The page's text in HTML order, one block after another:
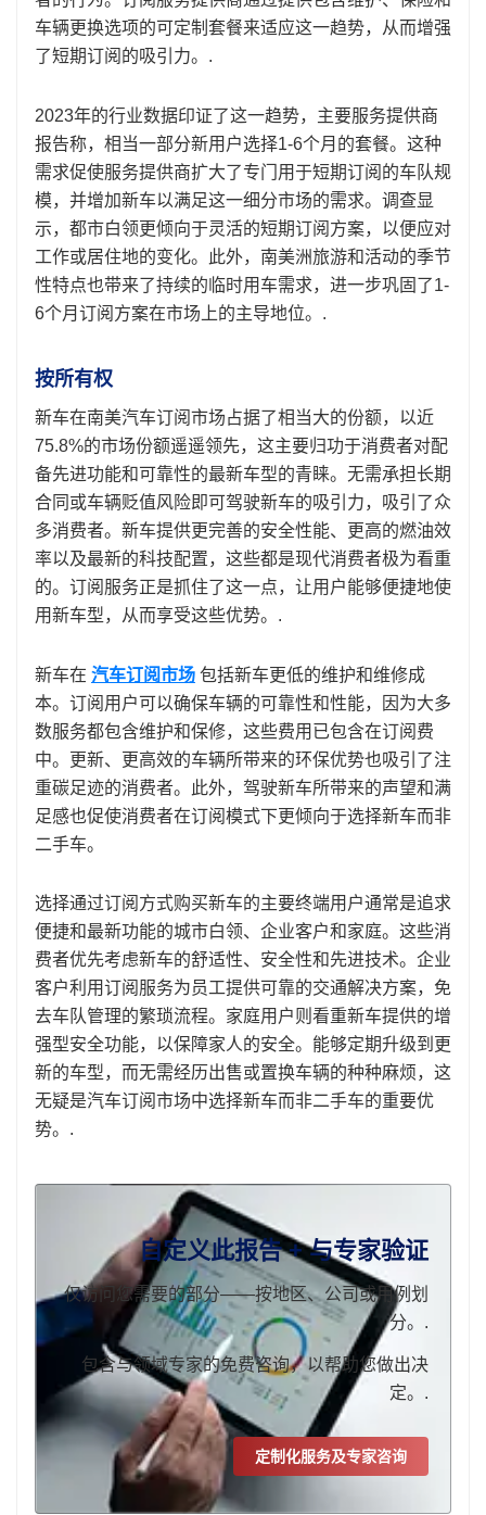
车辆更换选项的可定制套餐来适应这一趋势，从而增强
了短期订阅的吸引力。.
2023年的行业数据印证了这一趋势，主要服务提供商
报告称，相当一部分新用户选择1-6个月的套餐。这种
需求促使服务提供商扩大了专门用于短期订阅的车队规
模，并增加新车以满足这一细分市场的需求。调查显
示，都市白领更倾向于灵活的短期订阅方案，以便应对
工作或居住地的变化。此外，南美洲旅游和活动的季节
性特点也带来了持续的临时用车需求，进一步巩固了1-
6个月订阅方案在市场上的主导地位。.
按所有权
新车在南美汽车订阅市场占据了相当大的份额，以近
75.8%的市场份额遥遥领先，这主要归功于消费者对配
备先进功能和可靠性的最新车型的青睐。无需承担长期
合同或车辆贬值风险即可驾驶新车的吸引力，吸引了众
多消费者。新车提供更完善的安全性能、更高的燃油效
率以及最新的科技配置，这些都是现代消费者极为看重
的。订阅服务正是抓住了这一点，让用户能够便捷地使
用新车型，从而享受这些优势。.
新车在 汽车订阅市场 包括新车更低的维护和维修成
本。订阅用户可以确保车辆的可靠性和性能，因为大多
数服务都包含维护和保修，这些费用已包含在订阅费
中。更新、更高效的车辆所带来的环保优势也吸引了注
重碳足迹的消费者。此外，驾驶新车所带来的声望和满
足感也促使消费者在订阅模式下更倾向于选择新车而非
二手车。
选择通过订阅方式购买新车的主要终端用户通常是追求
便捷和最新功能的城市白领、企业客户和家庭。这些消
费者优先考虑新车的舒适性、安全性和先进技术。企业
客户利用订阅服务为员工提供可靠的交通解决方案，免
去车队管理的繁琐流程。家庭用户则看重新车提供的增
强型安全功能，以保障家人的安全。能够定期升级到更
新的车型，而无需经历出售或置换车辆的种种麻烦，这
无疑是汽车订阅市场中选择新车而非二手车的重要优
势。.
自定义此报告 + 与专家验证
仅访问您需要的部分——按地区、公司或用例划
分。.
包含与领域专家的免费咨询，以帮助您做出决
定。.
定制化服务及专家咨询